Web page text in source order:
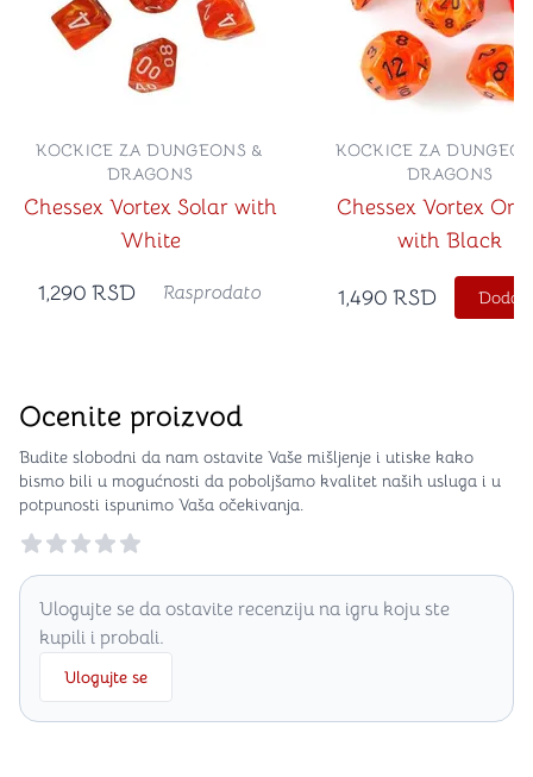
Chessex Vortex Solar with
White
KOCKICE ZA DUNGEONS &
DRAGONS
1,290 RSD Rasprodato
Chessex Vortex
with Black
KOCKICE ZA
DRAGONS
1,490 RSD
Ocenite proizvod
Budite slobodni da nam ostavite Vaše mišljenje i utiske kako
bismo bili u mogućnosti da poboljšamo kvalitet naših usluga i u
potpunosti ispunimo Vaša očekivanja.
Reviews
Ulogujte se da ostavite recenziju na igru koju ste
kupili i probali.
Ulogujte se